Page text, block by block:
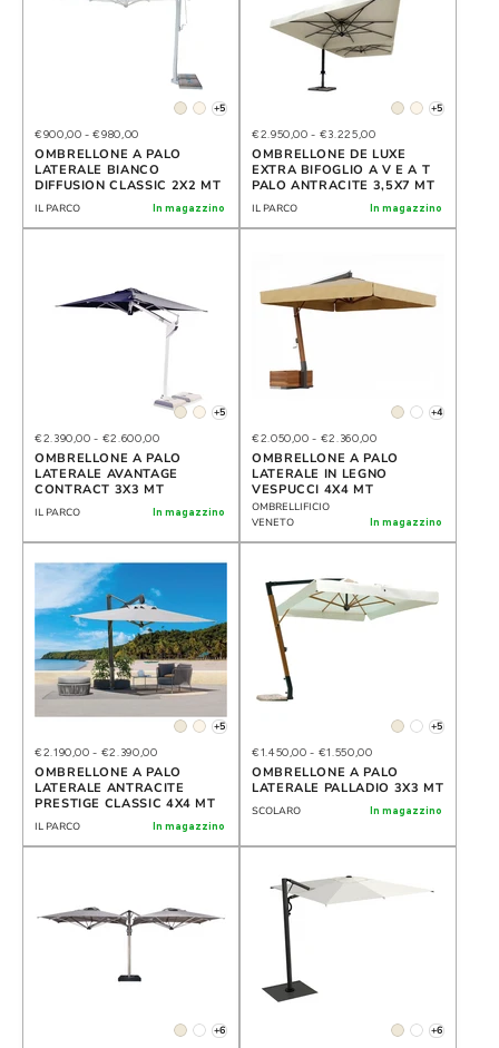
€900,00 -€980,00
OMBRELLONE A PALO
LATERALE BIANCO
DIFFUSION CLASSIC 2X2 MT
IL PARCO In magazzino
+5
€2.950,00 - €3.225,00
OMBRELLONE DE LUXE
EXTRA BIFOGLIO A V E A T
PALO ANTRACITE 3,5X7 MT
IL PARCO In magazzino
+5
€2.390,00 - €2.600,00
OMBRELLONE A PALO
LATERALE AVANTAGE
CONTRACT 3X3 MT
IL PARCO In magazzino
+5
€2.050,00 - €2.360,00
OMBRELLONE A PALO
LATERALE IN LEGNO
VESPUCCI 4X4 MT
OMBRELLIFICIO
VENETO
In magazzino
+4
€2.190,00 - €2.390,00
OMBRELLONE A PALO
LATERALE ANTRACITE
PRESTIGE CLASSIC 4X4 MT
IL PARCO In magazzino
+5
€1.450,00 - €1.550,00
OMBRELLONE A PALO
LATERALE PALLADIO 3X3 MT
SCOLARO In magazzino
+5
+6 +6